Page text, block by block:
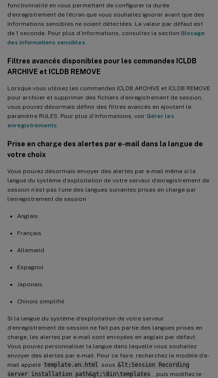
fonctionnalité en vous permettant de configurer la durée
d’enregistrement de l’écran que vous souhaitez ignorer avant que des
informations sensibles ne soient détectées. La valeur par défaut est
de 1 seconde. Pour plus d’informations, consultez la section Blocage
des informations sensibles
Filtres avancés disponibles pour les commandes ICLDB
ARCHIVE et ICLDB REMOVE
Lorsque vous utilisez les commandes ICLDB ARCHIVE et ICLDB REMOVE
pour archiver et supprimer des fichiers d’enregistrement de session,
vous pouvez désormais définir des filtres avancés en ajoutant le
paramètre RULES. Pour plus d’informations, voir Gérer les
enregistrements
Prise en charge des alertes par e-mail dans la langue de
votre choix
Vous pouvez désormais envoyer des alertes par e-mail même si la
langue du système d’exploitation de votre serveur d’enregistrement de
session n’est pas l’une des langues suivantes prises en charge par
l’enregistrement de session :
Anglais
Français
Allemand
Espagnol
Japonais
Chinois simplifié
Si la langue du système d’exploitation de votre serveur
d’enregistrement de session ne fait pas partie des langues prises en
charge, les alertes par e-mail sont envoyées en anglais par défaut.
Vous pouvez personnaliser la langue dans laquelle vous souhaitez
envoyer des alertes par e-mail. Pour ce faire, recherchez le modèle d’e-
mail appelé template.en.html sous &lt;Session Recording
server installation path&gt;\Bin\templates
, puis modifiez le